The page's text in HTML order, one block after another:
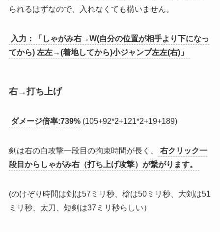
られるはずなので、入れなくても構いません。
入力：「しゃがみ右→W(自分の位置が相手より下になっ
てから) 左左→(着地してから)小ジャンプ左左(右)」
右→打ち上げ
ダメージ倍率:739% (105+92*2+121*2+19+189)
剣は右の白攻撃一段目の拘束時間が長く、
右クリック一
段目からしゃがみ右（打ち上げ攻撃）が繋がります。
(のけぞり時間は剣は57ミリ秒、槍は50ミリ秒、大剣は51
ミリ秒、太刀、短剣は37ミリ秒らしい）